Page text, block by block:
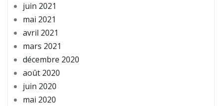
juin 2021
mai 2021
avril 2021
mars 2021
décembre 2020
août 2020
juin 2020
mai 2020